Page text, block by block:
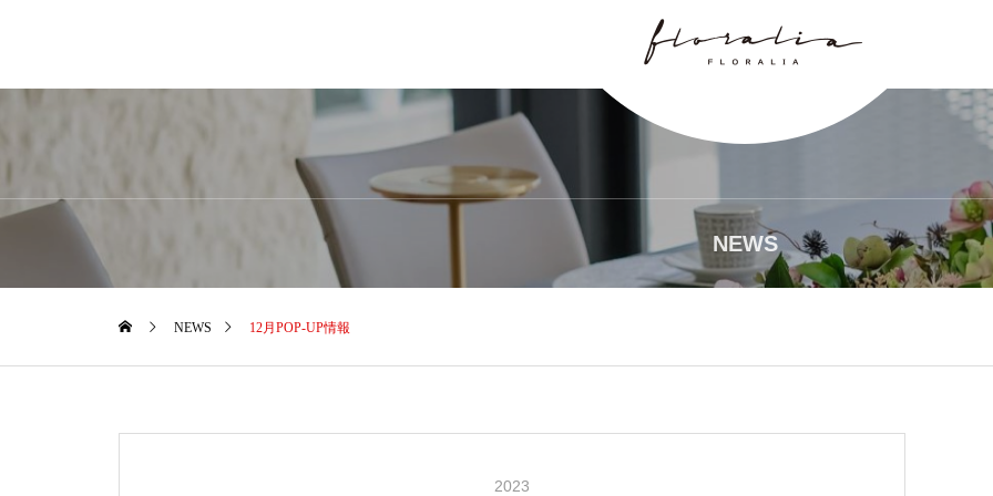
NEWS
NEWS 12月POP-UP情報
2023